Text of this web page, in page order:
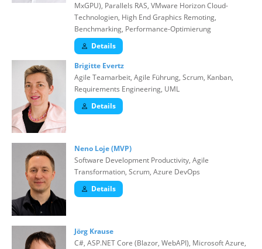
MxGPU), Parallels RAS, VMware Horizon Cloud-
Technologien, High End Graphics Remoting,
Benchmarking, Performance-Optimierung
Details
Brigitte Evertz
Agile Teamarbeit, Agile Führung, Scrum, Kanban,
Requirements Engineering, UML
Details
Neno Loje (MVP)
Software Development Productivity, Agile
Transformation, Scrum, Azure DevOps
Details
Jörg Krause
C#, ASP.NET Core (Blazor, WebAPI), Microsoft Azure,